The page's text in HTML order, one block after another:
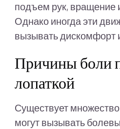
подъем рук, вращение
Однако иногда эти
вызывать дискомфорт
Причины боли
лопаткой
Существует
могут вызывать